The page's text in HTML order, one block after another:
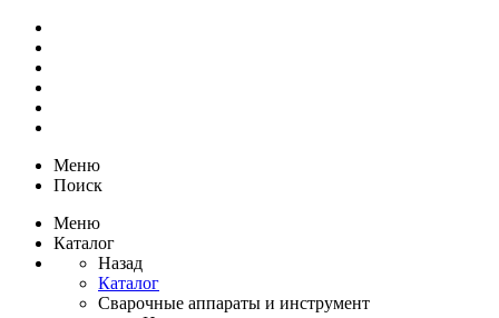
Меню
Поиск
Меню
Каталог
Назад
Каталог
Сварочные аппараты и инструмент